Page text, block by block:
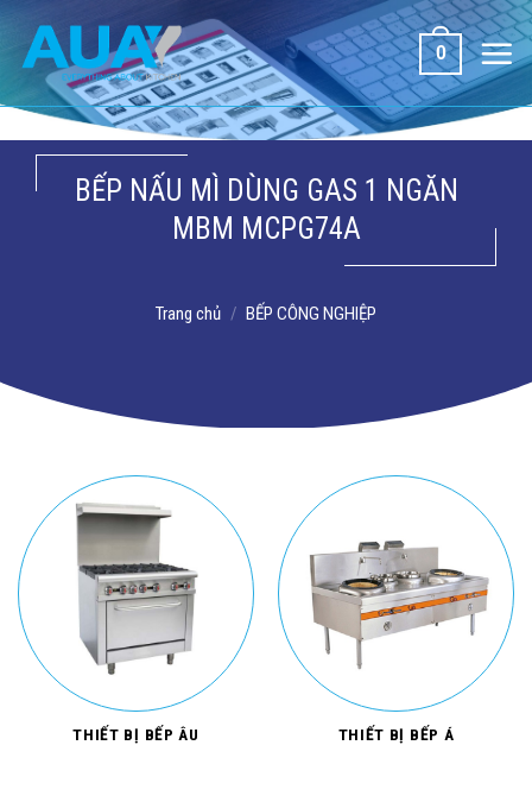
dung
0
BẾP NẤU MÌ DÙNG GAS 1 NGĂN
MBM MCPG74A
Trang chủ / BẾP CÔNG NGHIỆP
THIẾT BỊ BẾP ÂU THIẾT BỊ BẾP Á